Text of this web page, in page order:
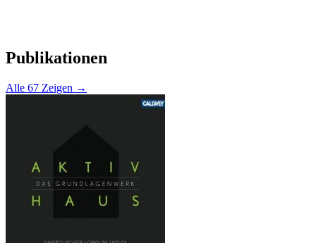
Publikationen
Alle 67 Zeigen →